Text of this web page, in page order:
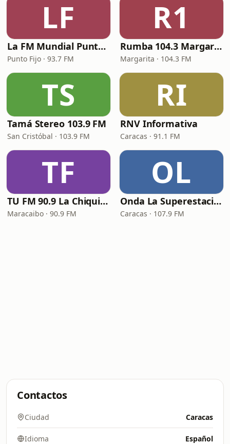
LF
La FM Mundial Punto Fijo
Punto Fijo · 93.7 FM
R1
Rumba 104.3 Margarita FM
Margarita · 104.3 FM
TS
Tamá Stereo 103.9 FM
San Cristóbal · 103.9 FM
RI
RNV Informativa
Caracas · 91.1 FM
TF
TU FM 90.9 La Chiquinquireña
Maracaibo · 90.9 FM
OL
Onda La Superestación
Caracas · 107.9 FM
Contactos
Ciudad Caracas
Idioma Español